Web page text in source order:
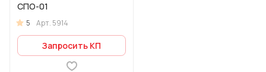
СПО-01
5 Арт. 5914
Запросить КП